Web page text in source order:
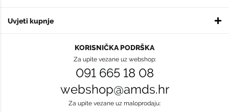
Uvjeti kupnje
KORISNIČKA PODRŠKA
Za upite vezane uz webshop:
091 665 18 08
webshop@amds.hr
Za upite vezane uz maloprodaju: